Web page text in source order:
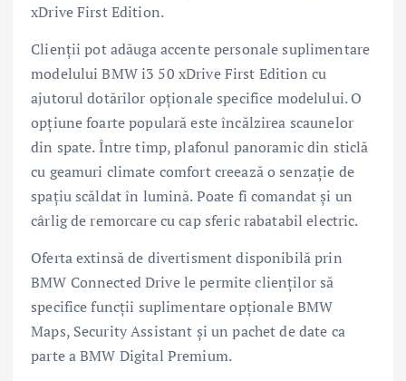
xDrive First Edition.
Clienții pot adăuga accente personale suplimentare
modelului BMW i3 50 xDrive First Edition cu
ajutorul dotărilor opționale specifice modelului. O
opțiune foarte populară este încălzirea scaunelor
din spate. Între timp, plafonul panoramic din sticlă
cu geamuri climate comfort creează o senzație de
spațiu scăldat în lumină. Poate fi comandat și un
cârlig de remorcare cu cap sferic rabatabil electric.
Oferta extinsă de divertisment disponibilă prin
BMW Connected Drive le permite clienților să
specifice funcții suplimentare opționale BMW
Maps, Security Assistant și un pachet de date ca
parte a BMW Digital Premium.